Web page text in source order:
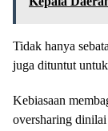
Tidak hanya
juga dituntut
Kebiasaan
oversharing